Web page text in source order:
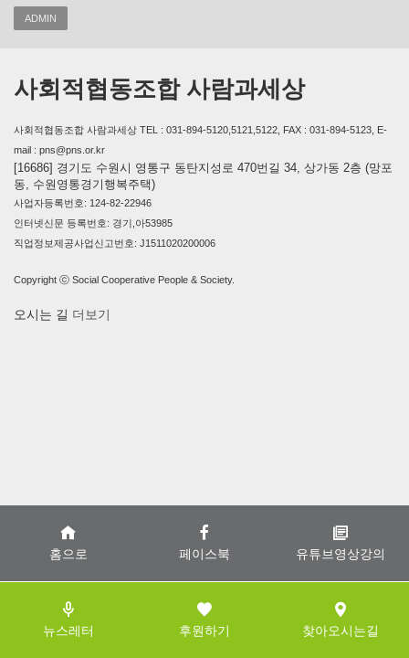
홈으로 페이스북 유튜브영상강의
뉴스레터 후원하기 찾아오시는길
ADMIN
사회적협동조합 사람과세상
사회적협동조합 사람과세상 TEL : 031-894-5120,5121,5122, FAX : 031-894-5123, E-
mail : pns@pns.or.kr
[16686] 경기도 수원시 영통구 동탄지성로 470번길 34, 상가동 2층 (망포
동, 수원영통경기행복주택)
사업자등록번호: 124-82-22946
인터넷신문 등록번호: 경기,아53985
직업정보제공사업신고번호: J1511020200006
Copyright ⓒ Social Cooperative People & Society.
오시는 길 더보기